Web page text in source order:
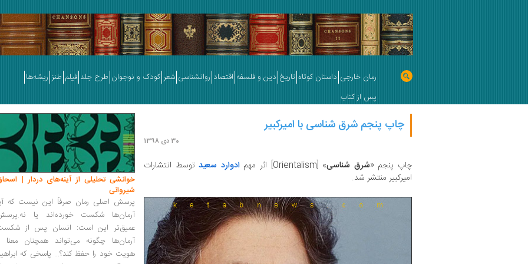
رمان خارجی داستان کوتاه تاریخ دین و فلسفه اقتصاد روانشناسی شعر کودک و نوجوان طرح جلد فیلم طنز ریشه‌ها
پس از کتاب
چاپ پنجم شرق شناسی با امیرکبیر
30 دی 1398
چاپ پنجم «شرق شناسی» [Orientalism] اثر مهم ادوارد سعیدتوسط انتشارات
امیرکبیر منتشر شد.
خوانشی تحلیلی از آینه‌های دردار |
شیروانی
پرسش اصلی رمان صرفاً این نیست که
آرمان‌ها شکست خورده‌اند یا
عمیق‌تر این است: انسان پس از
آرمان‌ها چگونه می‌تواند همچنان معنا
هویت خود را حفظ کند؟... پاسخی که